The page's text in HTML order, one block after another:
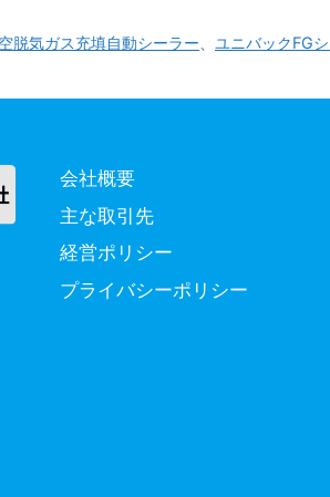
脱気ガス充填自動シーラー ユニバックFG
会社概要
主な取引先
経営ポリシー
プライバシーポリシー